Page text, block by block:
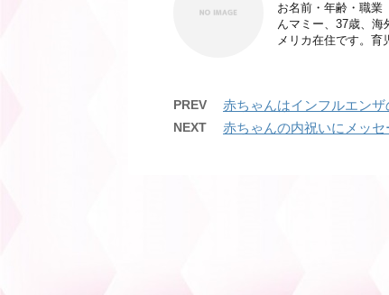
お名前・年齢・職業
んマミー、37歳、
メリカ在住です。育
PREV 赤ちゃんはインフルエン
NEXT 赤ちゃんの内祝いにメッ